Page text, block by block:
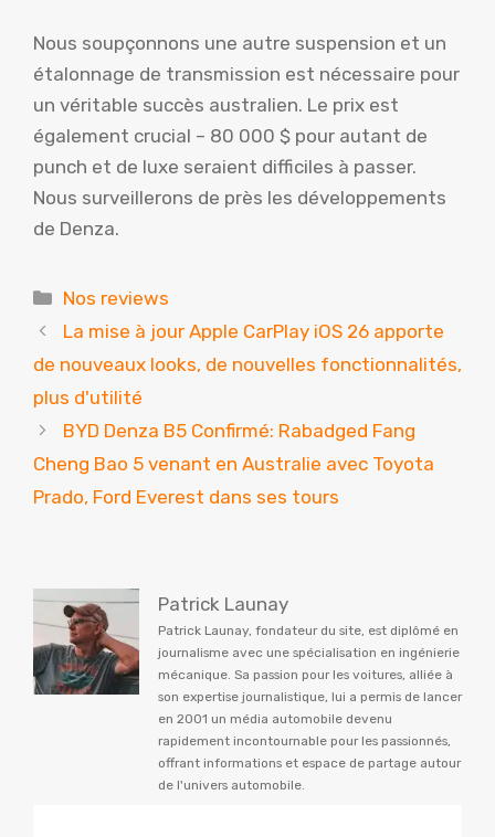
Nous soupçonnons une autre suspension et un
étalonnage de transmission est nécessaire pour
un véritable succès australien. Le prix est
également crucial – 80 000 $ pour autant de
punch et de luxe seraient difficiles à passer.
Nous surveillerons de près les développements
de Denza.
Catégories
Nos reviews
La mise à jour Apple CarPlay iOS 26 apporte
de nouveaux looks, de nouvelles fonctionnalités,
plus d'utilité
BYD Denza B5 Confirmé: Rabadged Fang
Cheng Bao 5 venant en Australie avec Toyota
Prado, Ford Everest dans ses tours
Patrick Launay
Patrick Launay, fondateur du site, est diplômé en
journalisme avec une spécialisation en ingénierie
mécanique. Sa passion pour les voitures, alliée à
son expertise journalistique, lui a permis de lancer
en 2001 un média automobile devenu
rapidement incontournable pour les passionnés,
offrant informations et espace de partage autour
de l'univers automobile.